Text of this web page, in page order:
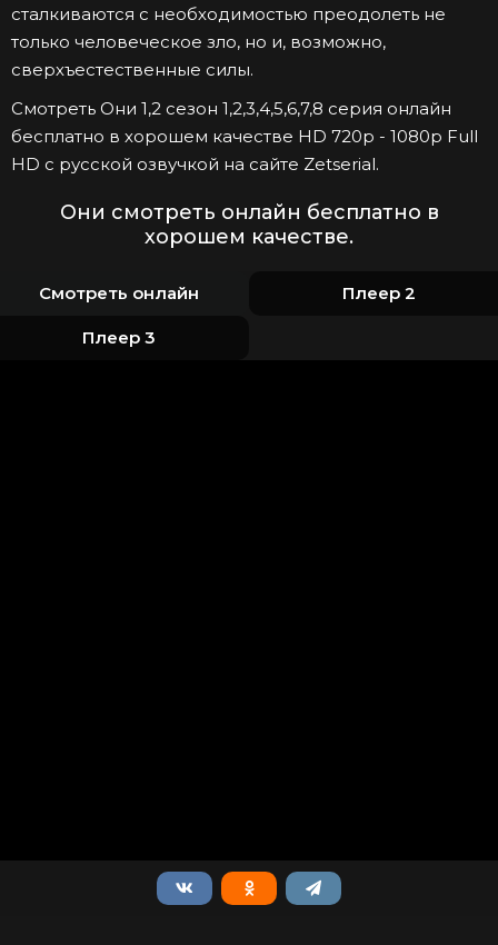
сталкиваются с необходимостью преодолеть не
только человеческое зло, но и, возможно,
сверхъестественные силы.
Смотреть Они 1,2 сезон 1,2,3,4,5,6,7,8 серия онлайн
бесплатно в хорошем качестве HD 720p - 1080p Full
HD с русской озвучкой на сайте Zetserial.
Они смотреть онлайн бесплатно в
хорошем качестве.
Смотреть онлайн Плеер 2
Плеер 3